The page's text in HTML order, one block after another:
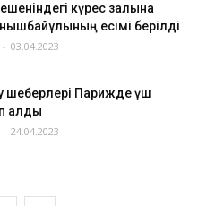
күрес залына
есімі берілді
- 03.04.2023
Парижде үш
алды
- 24.04.2023